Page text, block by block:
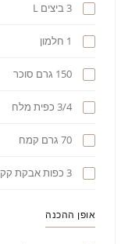
3 ביצים L
1 חלמון
150 גרם סוכר
3/4 כפית מלח
70 גרם קמח
3 כפות אבקת קקאו
אופן ההכנה